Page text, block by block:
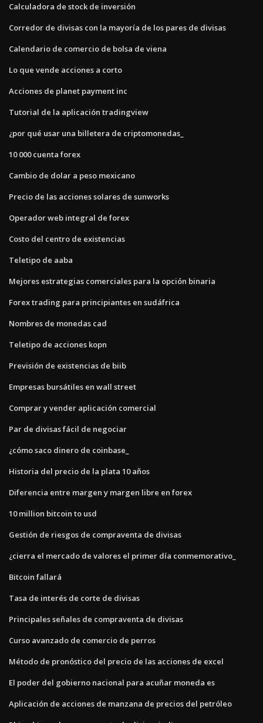
Calculadora de stock de inversión
Corredor de divisas con la mayoría de los pares de divisas
Calendario de comercio de bolsa de viena
Lo que vende acciones a corto
Acciones de planet payment inc
Tutorial de la aplicación tradingview
¿por qué usar una billetera de criptomonedas_
10 000 cuenta forex
Cambio de dolar a peso mexicano
Precio de las acciones solares de sunworks
Operador web integral de forex
Costo del centro de existencias
Teletipo de aaba
Mejores estrategias comerciales para la opción binaria
Forex trading para principiantes en sudáfrica
Nombres de monedas cad
Teletipo de acciones kopn
Previsión de existencias de biib
Empresas bursátiles en wall street
Comprar y vender aplicación comercial
Par de divisas fácil de negociar
¿cómo saco dinero de coinbase_
Historia del precio de la plata 10 años
Diferencia entre margen y margen libre en forex
10 million bitcoin to usd
Gestión de riesgos de compraventa de divisas
¿cierra el mercado de valores el primer día conmemorativo_
Bitcoin fallará
Tasa de interés de corte de divisas
Principales señales de compraventa de divisas
Curso avanzado de comercio de perros
Método de pronóstico del precio de las acciones de excel
El poder del gobierno nacional para acuñar moneda es
Aplicación de acciones de manzana de precios del petróleo